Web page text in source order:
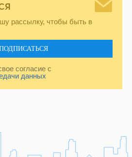
рассылку, чтобы быть в
согласие с
данных